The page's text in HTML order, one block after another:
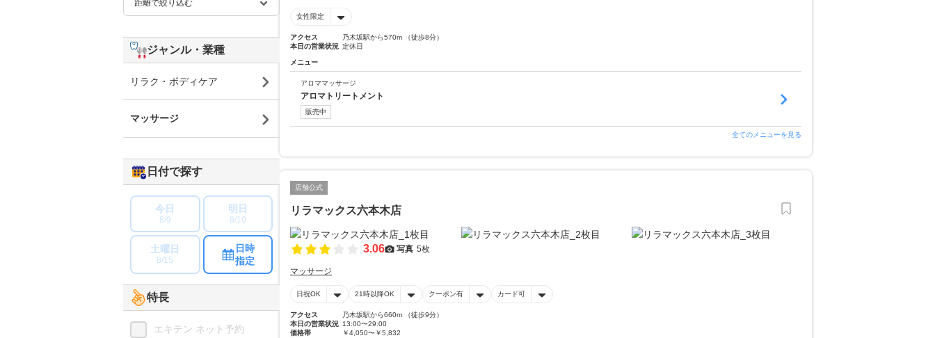
女性限定
アクセス
乃木坂駅から570m （徒歩8分）
本日の営業状況 定休日
メニュー
アロママッサージ
アロマトリートメント
販売中
全てのメニューを見る
店舗公式
リラマックス六本木店
3.06 写真 5枚
マッサージ
日祝OK 21時以降OK クーポン有 カード可
アクセス
乃木坂駅から660m （徒歩9分）
本日の営業状況 13:00〜29:00
価格帯
￥4,050〜￥5,832
ジャンル・業種
リラク・ボディケア
マッサージ
日付で探す
今日
8/9
明日
8/10
土曜日
8/15
日時
指定
特長
エキテン ネット予約